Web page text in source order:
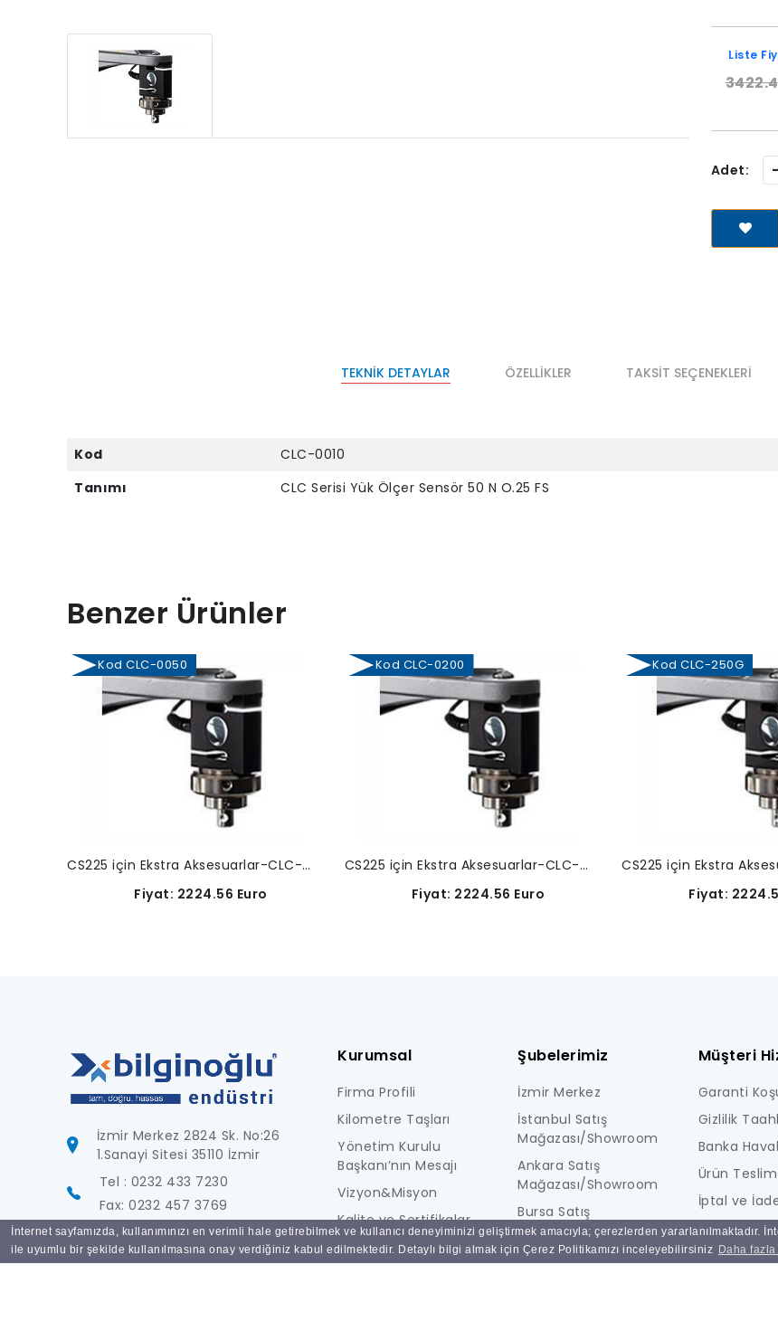
İnternet sayfamızda, kullanımınızı en verimli hale getirebilmek ve kullanıcı deneyiminizi geliştirmek amacıyla; çerezlerden yararlanılmaktadır.
ile uyumlu bir şekilde kullanılmasına onay verdiğiniz kabul edilmektedir. Detaylı bilgi almak için Çerez Politikamızı inceleyebilirsiniz Daha
Liste
Adet:
TEKNIK DETAYLAR ÖZELLIKLER TAKSIT SEÇENEKLERI
Kod
CLC-0010
Tanımı
CLC Serisi Yük Ölçer Sensör 50 N O.25 FS
Benzer Ürünler
Kod CLC-0050
CS225 için Ekstra Aksesuarlar-CLC-0050
Fiyat: 2224.56 Euro
Kod CLC-0200
CS225 için Ekstra Aksesuarlar-CLC-0200
Fiyat: 2224.56 Euro
Kod CLC-250G
Fiyat:
İzmir Merkez 2824 Sk. No:26
1.Sanayi Sitesi 35110 İzmir
Tel : 0232 433 7230
Fax: 0232 457 3769
info@bilginoglu.com
Kurumsal
Firma Profili
Kilometre Taşları
Yönetim Kurulu
Başkanı’nın Mesajı
Vizyon&Misyon
Kalite ve Sertifikalar
Foto Galeri
Şubelerimiz
İzmir Merkez
İstanbul Satış
Mağazası/Showroom
Ankara Satış
Mağazası/Showroom
Bursa Satış
Mağazası/Showroom
Ulucak Depo & Teknik
Müşteri
Garanti
Gizlilik
Banka
Ürün
İptal ve
KİŞİSEL
AYDINLATMA